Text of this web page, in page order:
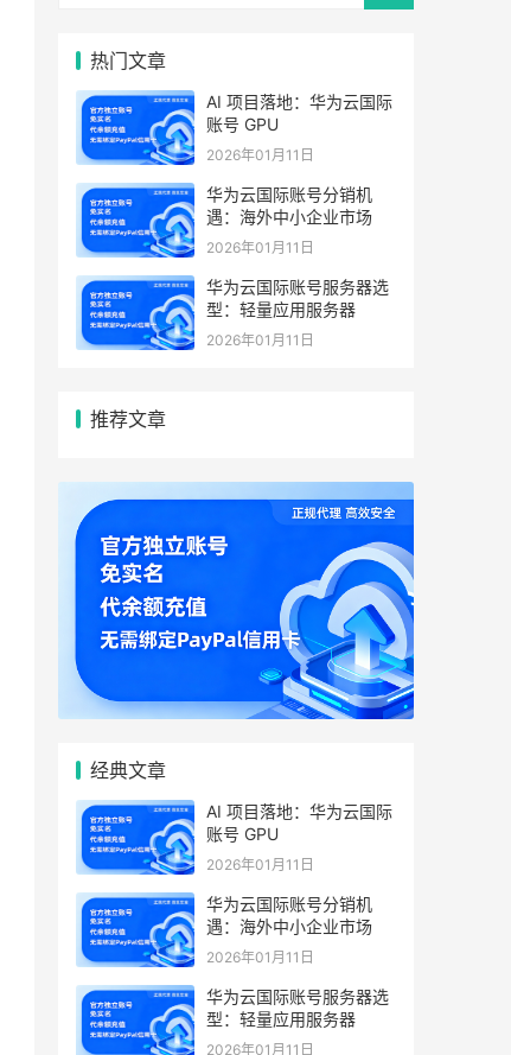
热门文章
AI 项目落地：华为云国际
账号 GPU
2026年01月11日
华为云国际账号分销机
遇：海外中小企业市场
2026年01月11日
华为云国际账号服务器选
型：轻量应用服务器
2026年01月11日
推荐文章
经典文章
AI 项目落地：华为云国际
账号 GPU
2026年01月11日
华为云国际账号分销机
遇：海外中小企业市场
2026年01月11日
华为云国际账号服务器选
型：轻量应用服务器
2026年01月11日